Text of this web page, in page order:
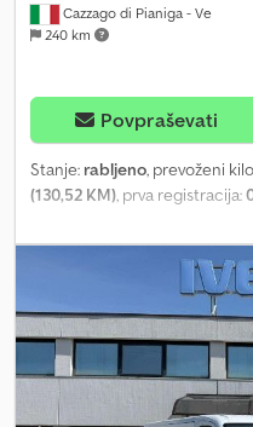
Cazzago di Pianiga - Ve
240 km
Povpraševati
Stanje: rabljeno, prevoženi
(130,52 KM), prva registracija:
,
total weight: 3,300 kg